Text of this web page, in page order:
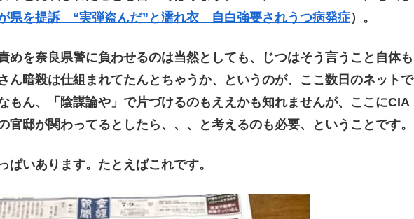
県を提訴 “実弾盗んだ”と濡れ衣 自白強要されうつ病発症）。
を奈良県警に負わせるのは当然としても、じつはそう言うこと自体も
ん暗殺は仕組まれてたんとちゃうか、というのが、ここ数日のネットで
もん、「陰謀論や」で片づけるのもええかも知れませんが、ここにCIA
官邸が関わってるとしたら、、、と考えるのも必要、ということです。
いあります。たとえばこれです。